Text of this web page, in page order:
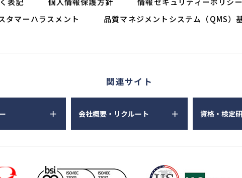
タマーハラスメント
品質マネジメントシステム（QMS）
関連サイト
会社概要・リクルート 資格・検定